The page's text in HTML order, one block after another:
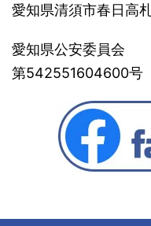
愛知県清須市春日高
愛知県公安委員会
第542551604600号